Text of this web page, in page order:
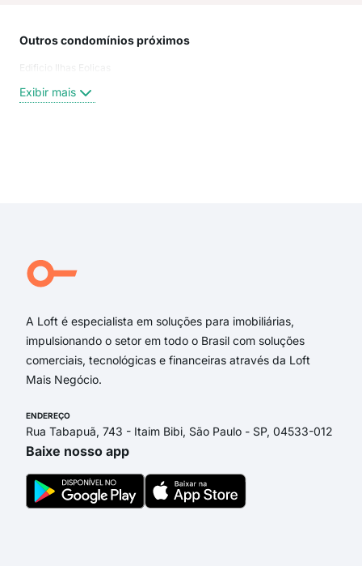
Outros condomínios próximos
Edificio Ilhas Eolicas
Exibir mais
A Loft é especialista em soluções para imobiliárias,
impulsionando o setor em todo o Brasil com soluções
comerciais, tecnológicas e financeiras através da Loft
Mais Negócio.
ENDEREÇO
Rua Tabapuã, 743 - Itaim Bibi, São Paulo - SP, 04533-012
Baixe nosso app